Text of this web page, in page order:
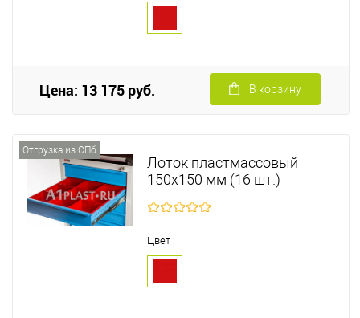
Цена: 13 175 руб. В корзину
Отгрузка из СПб
Лоток пластмассовый
150х150 мм (16 шт.)
Цвет :